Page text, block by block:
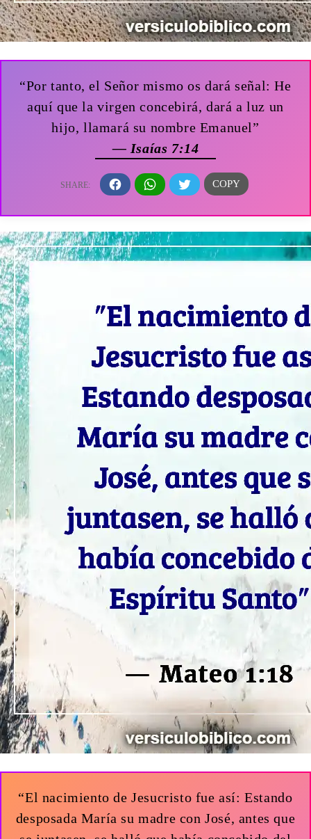
“Por tanto, el Señor mismo os dará señal: He
aquí que la virgen concebirá, dará a luz un
hijo, llamará su nombre Emanuel”
— Isaías 7:14
“El nacimiento de Jesucristo fue así: Estando
desposada María su madre con José, antes que